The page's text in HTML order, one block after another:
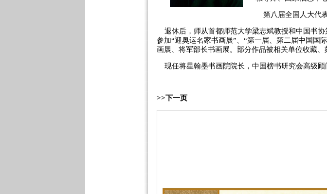
第八届全国人大代
退休后，师从首都师范大学梁志斌教授和中国书
参加“迎奥运名家书画展”、“第一届、第二届中国国
画展、将军部长书画展。部分作品被相关单位收藏、
现任将星翰墨书画院院长，中国榜书研究会高级顾
>>下一页